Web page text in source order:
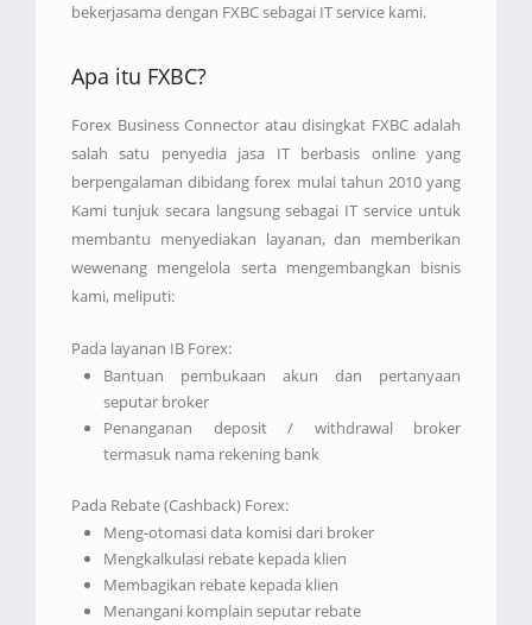
bekerjasama dengan FXBC sebagai IT service kami.
Apa itu FXBC?
Forex Business Connector atau disingkat FXBC adalah
salah satu penyedia jasa IT berbasis online yang
berpengalaman dibidang forex mulai tahun 2010 yang
Kami tunjuk secara langsung sebagai IT service untuk
membantu menyediakan layanan, dan memberikan
wewenang mengelola serta mengembangkan bisnis
kami, meliputi:
Pada layanan IB Forex:
Bantuan pembukaan akun dan pertanyaan
seputar broker
Penanganan deposit / withdrawal broker
termasuk nama rekening bank
Pada Rebate (Cashback) Forex:
Meng-otomasi data komisi dari broker
Mengkalkulasi rebate kepada klien
Membagikan rebate kepada klien
Menangani komplain seputar rebate